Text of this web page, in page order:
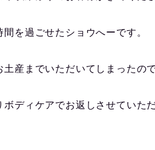
間を過ごせたショウへーです。
土産までいただいてしまったの
ボディケアでお返しさせていた